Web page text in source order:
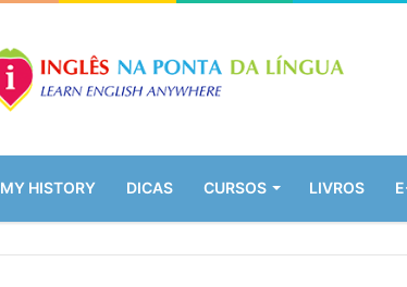
MY HISTORY DICAS CURSOS LIVROS